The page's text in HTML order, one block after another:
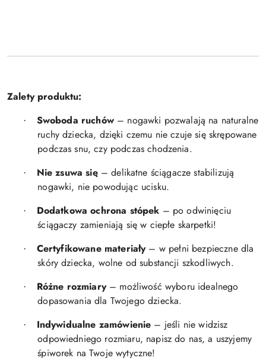
Zalety produktu:
· Swoboda ruchów– nogawki pozwalają na naturalne
ruchy dziecka, dzięki czemu nie czuje się skrępowane
podczas snu, czy podczas chodzenia.
· Nie zsuwa się– delikatne ściągacze stabilizują
nogawki, nie powodując ucisku.
· Dodatkowa ochrona stópek – po odwinięciu
ściągaczy zamieniają się w ciepłe skarpetki!
· Certyfikowane materiały– w pełni bezpieczne dla
skóry dziecka, wolne od substancji szkodliwych.
· Różne rozmiary– możliwość wyboru idealnego
dopasowania dla Twojego dziecka.
· Indywidualne zamówienie – jeśli nie widzisz
odpowiedniego rozmiaru, napisz do nas, a uszyjemy
śpiworek na Twoje wytyczne!